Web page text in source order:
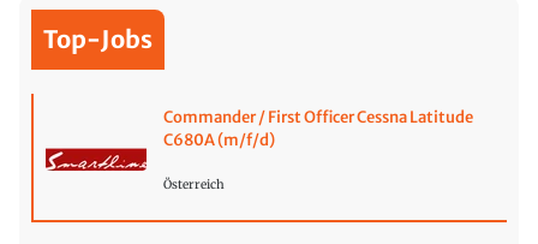
Top-Jobs
Commander / First Officer Cessna Latitude
C680A (m/f/d)
Österreich